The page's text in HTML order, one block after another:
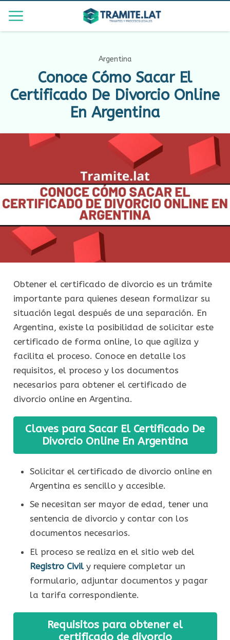
Argentina
Conoce Cómo Sacar El
Certificado De Divorcio Online
En Argentina
Obtener el certificado de divorcio es un trámite
importante para quienes desean formalizar su
situación legal después de una separación. En
Argentina, existe la posibilidad de solicitar este
certificado de forma online, lo que agiliza y
facilita el proceso. Conoce en detalle los
requisitos, el proceso y los documentos
necesarios para obtener el certificado de
divorcio online en Argentina.
Claves para Sacar El Certificado De
Divorcio Online En Argentina
Solicitar el certificado de divorcio online en
Argentina es sencillo y accesible.
Se necesitan ser mayor de edad, tener una
sentencia de divorcio y contar con los
documentos necesarios.
El proceso se realiza en el sitio web del
Registro Civily requiere completar un
formulario, adjuntar documentos y pagar
la tarifa correspondiente.
Requisitos para obtener el
certificado de divorcio